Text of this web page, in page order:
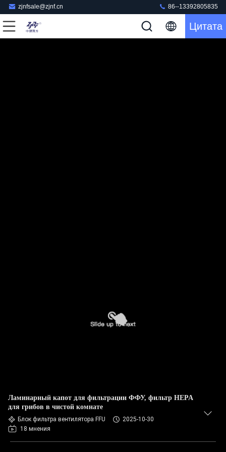
zjnfsale@zjnf.cn 86--13392805835
Цитата
Ламинарный капот для фильтрации ФФУ, фильтр HEPA
для грибов в чистой комнате
Блок фильтра вентилятора FFU
2025-10-30
18 мнения